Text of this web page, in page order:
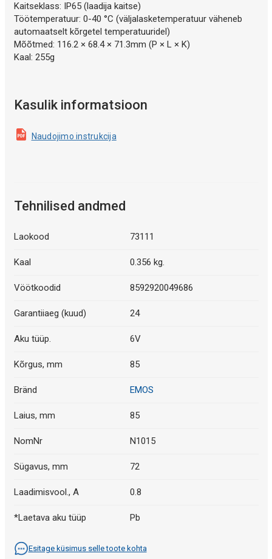
Kaitseklass: IP65 (laadija kaitse)
Töötemperatuur: 0-40 °C (väljalasketemperatuur väheneb
automaatselt kõrgetel temperatuuridel)
Mõõtmed: 116.2 × 68.4 × 71.3mm (P × L × K)
Kaal: 255g
Kasulik informatsioon
Naudojimo instrukcija
Tehnilised andmed
Laokood 73111
Kaal 0.356 kg.
Vöötkoodid 8592920049686
Garantiiaeg (kuud) 24
Aku tüüp. 6V
Kõrgus, mm 85
Bränd EMOS
Laius, mm 85
NomNr N1015
Sügavus, mm 72
Laadimisvool., A 0.8
*Laetava aku tüüp Pb
Esitage küsimus selle toote kohta